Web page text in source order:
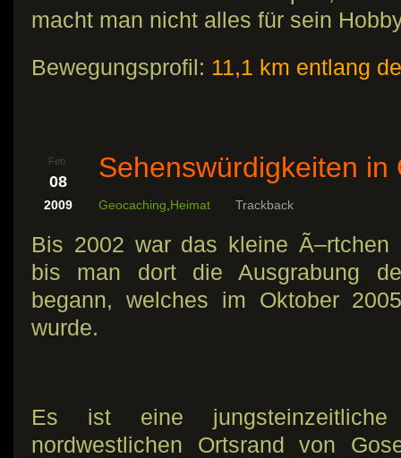
macht man nicht alles für sein
Bewegungsprofil: 11,1 km entlang
Feb.
08
2009
Sehenswürdigkeiten in
Geocaching,Heimat Trackback
Bis 2002 war das kleine Ã–rtchen
bis man dort die Ausgrabung
begann, welches im Oktober
wurde.
Es ist eine jungsteinzeitliche
nordwestlichen Ortsrand von